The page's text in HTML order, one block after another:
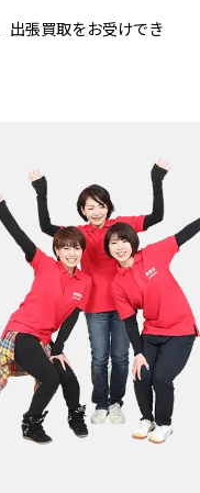
出張買取をお受けでき